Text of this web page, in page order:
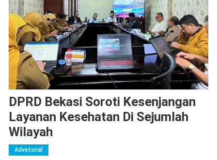
DPRD Bekasi Soroti Kesenjangan
Layanan Kesehatan Di Sejumlah
Wilayah
Advetorial